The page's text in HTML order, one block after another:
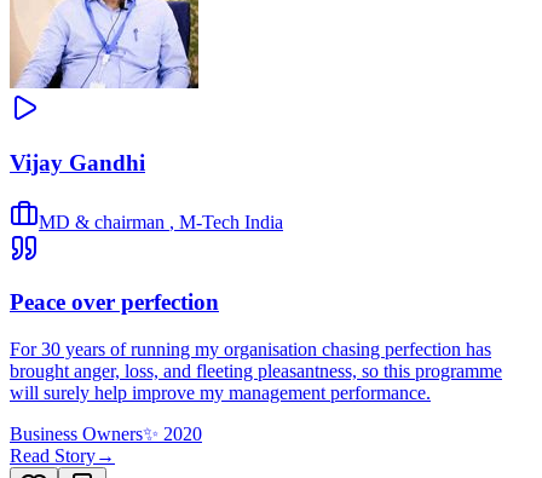
Vijay Gandhi
MD & chairman , M-Tech India
Peace over perfection
For 30 years of running my organisation chasing perfection has
brought anger, loss, and fleeting pleasantness, so this programme
will surely help improve my management performance.
Business Owners✨ 2020
Read Story→